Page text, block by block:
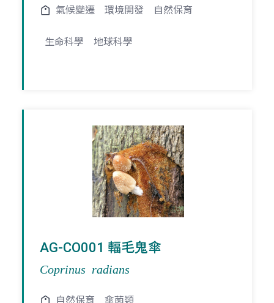
氣候變遷 環境開發 自然保育
生命科學 地球科學
AG-CO001 輻毛鬼傘
Coprinus radians
自然保育 傘菌類